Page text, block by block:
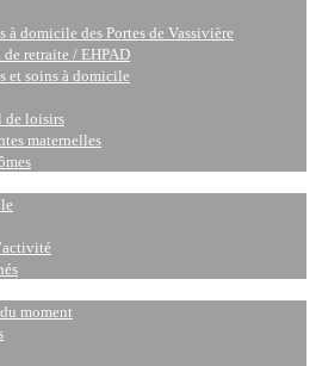
à domicile des Portes de Vassivière
de retraite / EHPAD
et soins à domicile
de loisirs
maternelles
moment